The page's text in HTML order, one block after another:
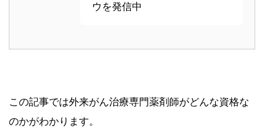
ウを発信中
この記事では外来がん治療専門薬剤師がどんな資格な
のかがわかります。